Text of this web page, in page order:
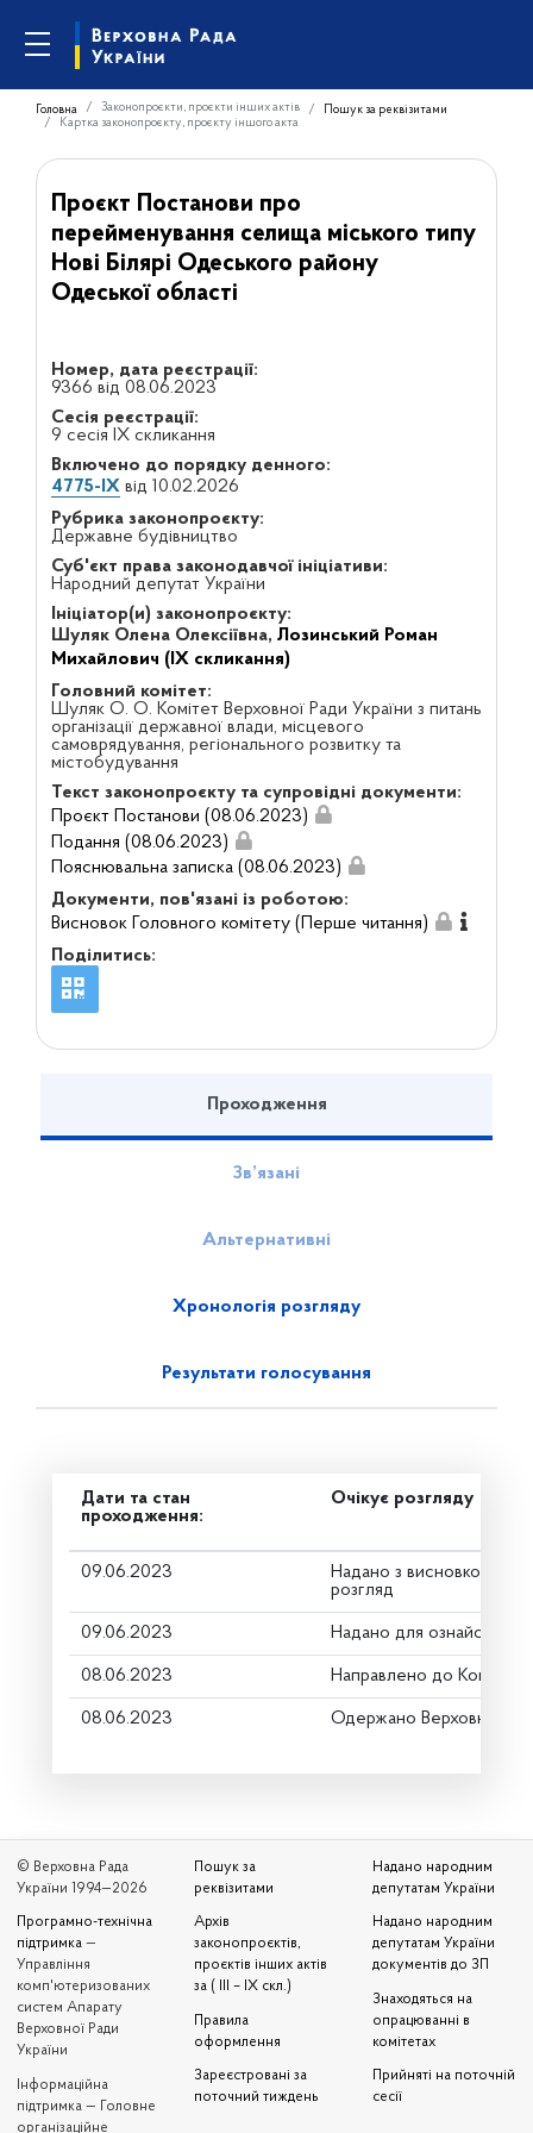
Головна Законопроєкти, проєкти інших актів
Пошук за реквізитами
Картка законопроєкту, проєкту іншого акта
Проєкт Постанови про
перейменування селища міського типу
Нові Білярі Одеського району
Одеської області
Номер, дата реєстрації:
9366 від 08.06.2023
Сесія реєстрації:
9 сесія IX скликання
Включено до порядку денного:
4775-IXвід 10.02.2026
Рубрика законопроєкту:
Державне будівництво
Суб'єкт права законодавчої ініціативи:
Народний депутат України
Ініціатор(и) законопроєкту:
Шуляк Олена Олексіївна, Лозинський Роман
Михайлович (IX скликання)
Головний комітет:
Шуляк О. О. Комітет Верховної Ради України з питань
організації державної влади, місцевого
самоврядування, регіонального розвитку та
містобудування
Текст законопроєкту та супровідні документи:
Проєкт Постанови (08.06.2023)
Подання (08.06.2023)
Пояснювальна записка (08.06.2023)
Документи, пов'язані із роботою:
Висновок Головного комітету (Перше читання)
Поділитись:
Проходження
Зв’язані
Альтернативні
Хронологія розгляду
Результати голосування
Дати та стан
проходження:
Очікує розгляду
09.06.2023
Надано з висновком
розгляд
09.06.2023 Надано для
08.06.2023 Направлено до Комітету
08.06.2023 Одержано Верховною
© Верховна Рада
України 1994—2026
Програмно-технічна
підтримка —
Управління
комп'ютеризованих
систем Апарату
Верховної Ради
України
Iнформаційна
підтримка — Головне
організаційне
Пошук за
реквізитами
Архів
законопроєктів,
проєктів інших актів
за ( III – IX скл.)
Правила
оформлення
Зареєстровані за
поточний тиждень
Надано народним
депутатам України
Надано народним
депутатам України
документів до ЗП
Знаходяться на
опрацюванні в
комітетах
Прийняті на поточній
сесії